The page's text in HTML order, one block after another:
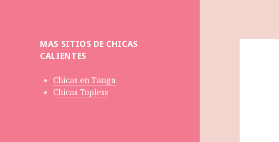
MAS SITIOS DE CHICAS
CALIENTES
Chicas en Tanga
Chicas Topless